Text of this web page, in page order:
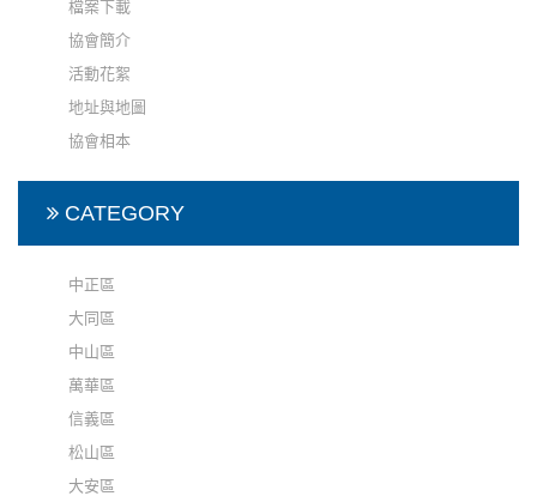
檔案下載
協會簡介
活動花絮
地址與地圖
協會相本
CATEGORY
中正區
大同區
中山區
萬華區
信義區
松山區
大安區